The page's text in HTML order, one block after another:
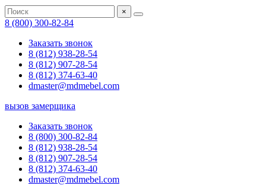
×
8 (800) 300-82-84
Заказать звонок
8 (812) 938-28-54
8 (812) 907-28-54
8 (812) 374-63-40
dmaster@mdmebel.com
вызов замерщика
Заказать звонок
8 (800) 300-82-84
8 (812) 938-28-54
8 (812) 907-28-54
8 (812) 374-63-40
dmaster@mdmebel.com